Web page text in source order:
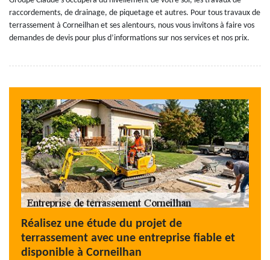
raccordements, de drainage, de piquetage et autres. Pour tous travaux de
terrassement à Corneilhan et ses alentours, nous vous invitons à faire vos
demandes de devis pour plus d’informations sur nos services et nos prix.
Réalisez une étude du projet de
terrassement avec une entreprise fiable et
disponible à Corneilhan